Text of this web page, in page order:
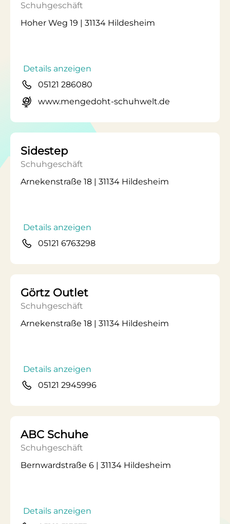
Schuhgeschäft
Hoher Weg 19 | 31134 Hildesheim
Details anzeigen
05121 286080
www.mengedoht-schuhwelt.de
Sidestep
Schuhgeschäft
Arnekenstraße 18 | 31134 Hildesheim
Details anzeigen
05121 6763298
Görtz Outlet
Schuhgeschäft
Arnekenstraße 18 | 31134 Hildesheim
Details anzeigen
05121 2945996
ABC Schuhe
Schuhgeschäft
Bernwardstraße 6 | 31134 Hildesheim
Details anzeigen